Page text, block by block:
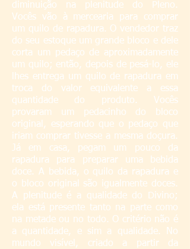
diminuição na plenitude do Pleno.
Vocês vão à mercearia para comprar
um quilo de rapadura. O vendedor traz
do seu estoque um grande bloco e dele
corta um pedaço de aproximadamente
um quilo; então, depois de pesá-lo, ele
lhes entrega um quilo de rapadura em
troca do valor equivalente a essa
quantidade do produto. Vocês
provaram um pedacinho do bloco
original, esperando que o pedaço que
iriam comprar tivesse a mesma doçura.
Já em casa, pegam um pouco da
rapadura para preparar uma bebida
doce. A bebida, o quilo da rapadura e
o bloco original são igualmente doces.
A plenitude é a qualidade do Divino;
ela está presente tanto na parte como
na metade ou no todo. O critério não é
a quantidade, e sim a qualidade. No
mundo visível, criado a partir da